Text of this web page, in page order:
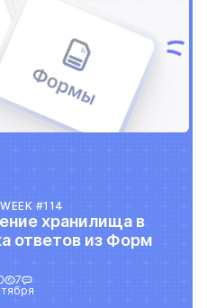
#114
хранилища в
ответов из Форм
7